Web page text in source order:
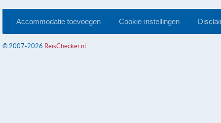
Accommodatie toevoegen Cookie-instellingen
© 2007-2026 ReisChecker.nl